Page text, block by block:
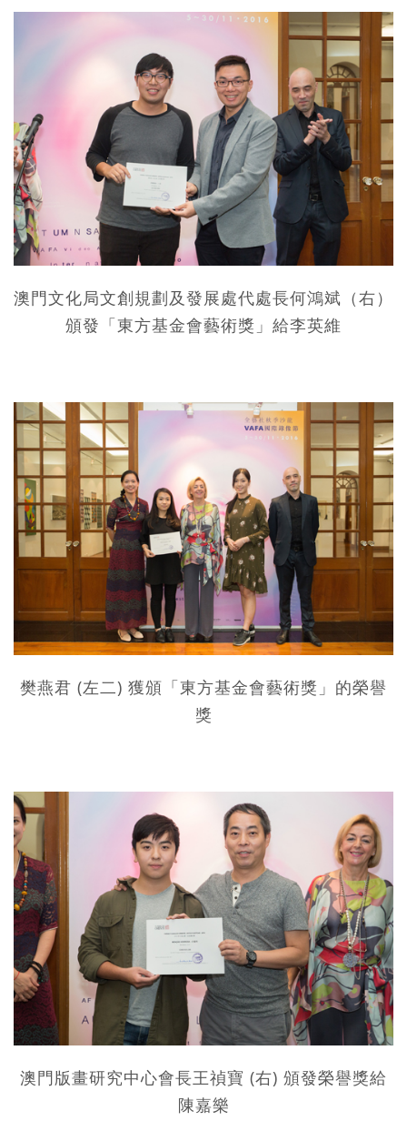
澳門文化局文創規劃及發展處代處長何鴻斌（右）
頒發「東方基金會藝術獎」給李英維
樊燕君 (左二) 獲頒「東方基金會藝術獎」的榮譽
獎
澳門版畫研究中心會長王禎寶 (右) 頒發榮譽獎給
陳嘉樂